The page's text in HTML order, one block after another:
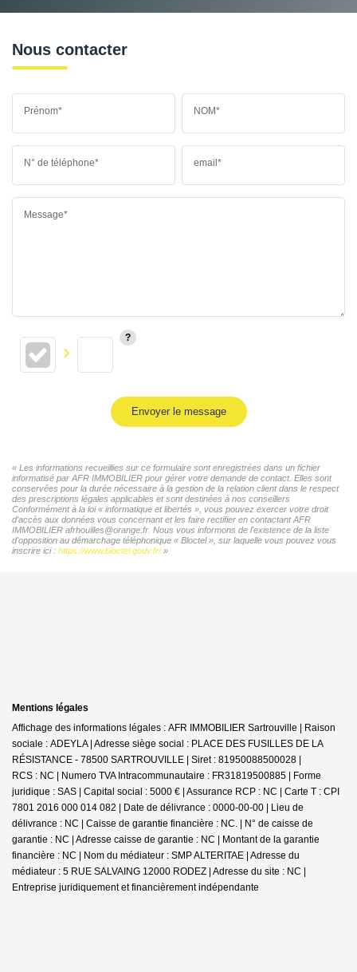
Nous contacter
Prénom* NOM*
N° de téléphone* email*
Message*
Envoyer le message
« Les informations recueillies sur ce formulaire sont enregistrées dans un fichier
informatisé par AFR IMMOBILIER pour gérer votre demande de contact. Elles sont
conservées pour la durée nécessaire à la gestion de la relation client dans le respect
des prescriptions légales applicables et sont destinées à nos conseillers
Conformément à la loi « informatique et libertés », vous pouvez exercer votre droit
d'accès aux données vous concernant et les faire rectifier en contactant AFR
IMMOBILIER afrhouilles@orange.fr. Nous vous informons de l'existence de la liste
d'opposition au démarchage téléphonique « Bloctel », sur laquelle vous pouvez vous
inscrire ici : https://www.bloctel.gouv.fr/»
Mentions légales
Affichage des informations légales : AFR IMMOBILIER Sartrouville | Raison
sociale : ADEYLA | Adresse siège social : PLACE DES FUSILLES DE LA
RÉSISTANCE - 78500 SARTROUVILLE | Siret : 81950088500028 |
RCS : NC | Numero TVA Intracommunautaire : FR31819500885 | Forme
juridique : SAS | Capital social : 5000 € | Assurance RCP : NC | Carte T : CPI
7801 2016 000 014 082 | Date de délivrance : 0000-00-00 | Lieu de
délivrance : NC | Caisse de garantie financière : NC. | N° de caisse de
garantie : NC | Adresse caisse de garantie : NC | Montant de la garantie
financière : NC | Nom du médiateur : SMP ALTERITAE | Adresse du
médiateur : 5 RUE SALVAING 12000 RODEZ | Adresse du site : NC |
Entreprise juridiquement et financièrement indépendante